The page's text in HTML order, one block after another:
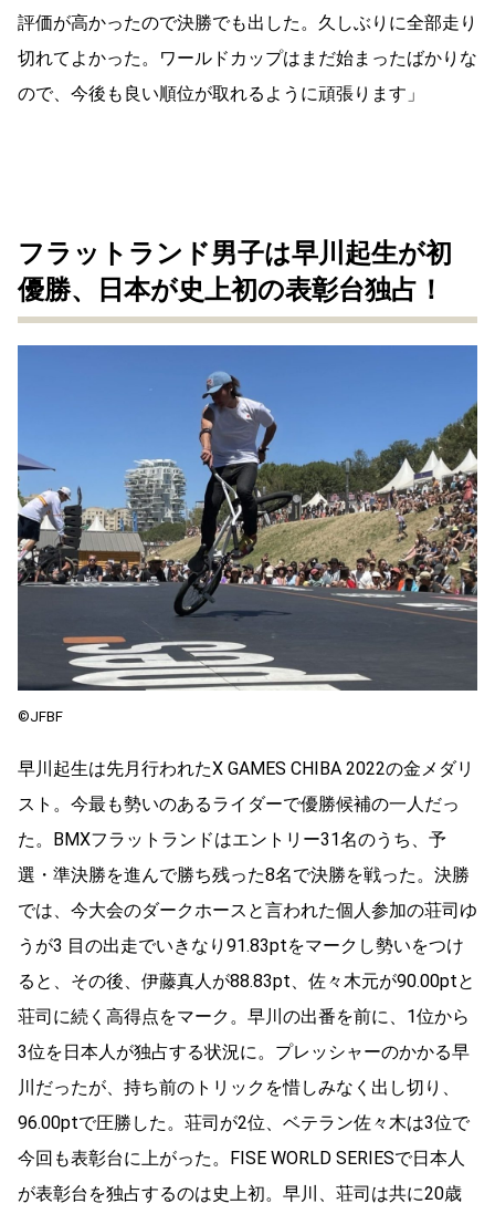
評価が⾼かったので決勝でも出した。久しぶりに全部⾛り
切れてよかった。ワールドカップはまだ始まったばかりな
ので、今後も良い順位が取れるように頑張ります」
フラットランド男⼦は早川起⽣が初
優勝、⽇本が史上初の表彰台独占！
©️JFBF
早川起⽣は先⽉⾏われたX GAMES CHIBA 2022の⾦メダリ
スト。今最も勢いのあるライダーで優勝候補の⼀⼈だっ
た。BMXフラットランドはエントリー31名のうち、予
選・準決勝を進んで勝ち残った8名で決勝を戦った。決勝
では、今⼤会のダークホースと⾔われた個⼈参加の荘司ゆ
うが3 ⽬の出⾛でいきなり91.83ptをマークし勢いをつけ
ると、その後、伊藤真⼈が88.83pt、佐々⽊元が90.00ptと
荘司に続く⾼得点をマーク。早川の出番を前に、1位から
3位を⽇本⼈が独占する状況に。プレッシャーのかかる早
川だったが、持ち前のトリックを惜しみなく出し切り、
96.00ptで圧勝した。荘司が2位、ベテラン佐々⽊は3位で
今回も表彰台に上がった。FISE WORLD SERIESで⽇本⼈
が表彰台を独占するのは史上初。早川、荘司は共に20歳